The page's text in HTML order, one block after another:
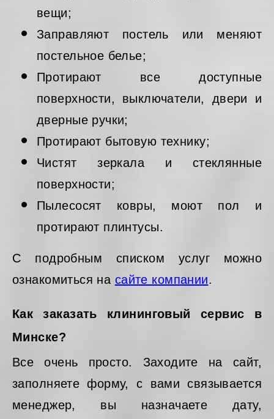
вещи;
Заправляют постель или меняют
постельное белье;
Протирают все доступные
поверхности, выключатели, двери и
дверные ручки;
Протирают бытовую технику;
Чистят зеркала и стеклянные
поверхности;
Пылесосят ковры, моют пол и
протирают плинтусы.
С подробным списком услуг можно
ознакомиться на сайте компании.
Как заказать клининговый сервис в
Минске?
Все очень просто. Заходите на сайт,
заполняете форму, с вами связывается
менеджер, вы назначаете дату,